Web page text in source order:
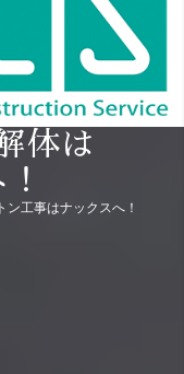
体は
工事はナックスへ！